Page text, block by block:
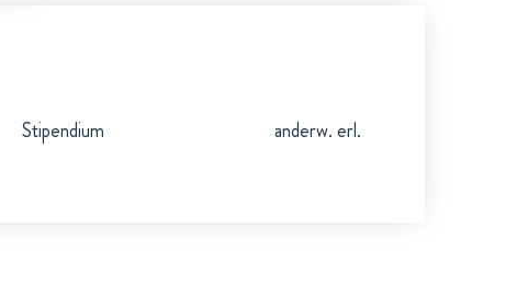
Stipendium anderw. erl.